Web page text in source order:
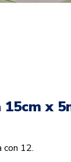
15cm x
con 12.